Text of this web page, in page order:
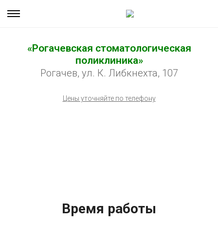
«Рогачевская стоматологическая
поликлиника»
Рогачев, ул. К. Либкнехта, 107
Цены уточняйте по телефону
Время работы